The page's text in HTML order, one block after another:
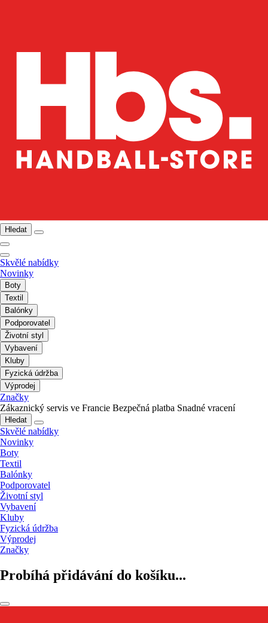
Hledat
Skvělé nabídky
Novinky
Boty
Textil
Balónky
Podporovatel
Životní styl
Vybavení
Kluby
Fyzická údržba
Výprodej
Značky
Zákaznický servis ve Francie Bezpečná platba Snadné vracení
Hledat
Skvělé nabídky
Novinky
Boty
Textil
Balónky
Podporovatel
Životní styl
Vybavení
Kluby
Fyzická údržba
Výprodej
Značky
Probíhá přidávání do košíku...